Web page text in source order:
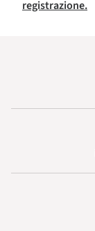
registrazione.